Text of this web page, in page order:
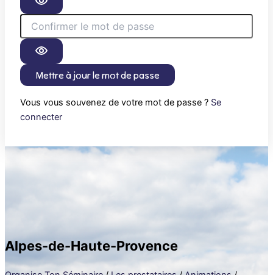
Mettre à jour le mot de passe
Vous vous souvenez de votre mot de passe ? Se
connecter
Alpes-de-Haute-Provence